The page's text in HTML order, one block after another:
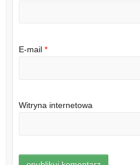
E-mail *
Witryna internetowa